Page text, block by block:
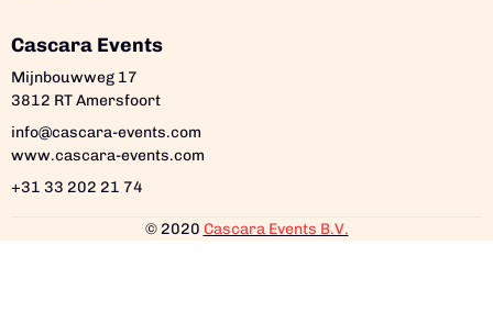
Cascara Events
Mijnbouwweg 17
3812 RT Amersfoort
info@cascara-events.com
www.cascara-events.com
+31 33 202 21 74
© 2020 Cascara Events B.V.